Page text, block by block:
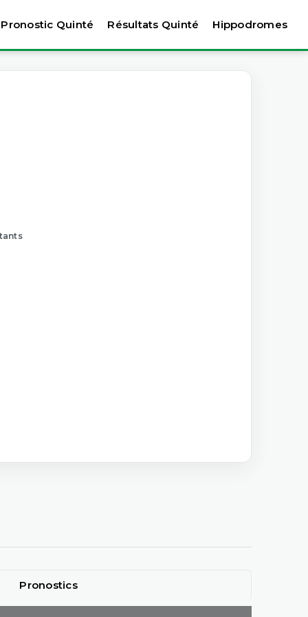
Pronostic Quinté Résultats Quinté Hippodromes
Pronostics